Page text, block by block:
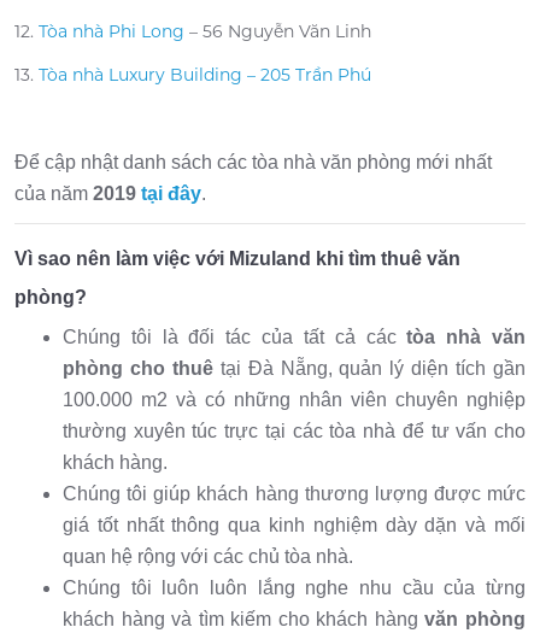
12. Tòa nhà Phi Long – 56 Nguyễn Văn Linh
13. Tòa nhà Luxury Building – 205 Trần Phú
Để cập nhật danh sách các tòa nhà văn phòng mới nhất
của năm 2019 tại đây.
Vì sao nên làm việc với Mizuland khi tìm thuê văn
phòng?
Chúng tôi là đối tác của tất cả cáctòa nhà văn
phòng cho thuêtại Đà Nẵng, quản lý diện tích gần
100.000 m2 và có những nhân viên chuyên nghiệp
thường xuyên túc trực tại các tòa nhà để tư vấn cho
khách hàng.
Chúng tôi giúp khách hàng thương lượng được mức
giá tốt nhất thông qua kinh nghiệm dày dặn và mối
quan hệ rộng với các chủ tòa nhà.
Chúng tôi luôn luôn lắng nghe nhu cầu của từng
khách hàng và tìm kiếm cho khách hàngvăn phòng